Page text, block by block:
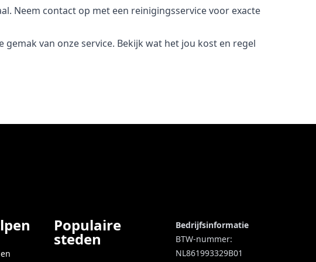
Neem contact op met een reinigingsservice voor exacte
van onze service. Bekijk wat het jou kost en regel
Populaire
steden
Bedrijfsinformatie
BTW-nummer:
NL861993329B01